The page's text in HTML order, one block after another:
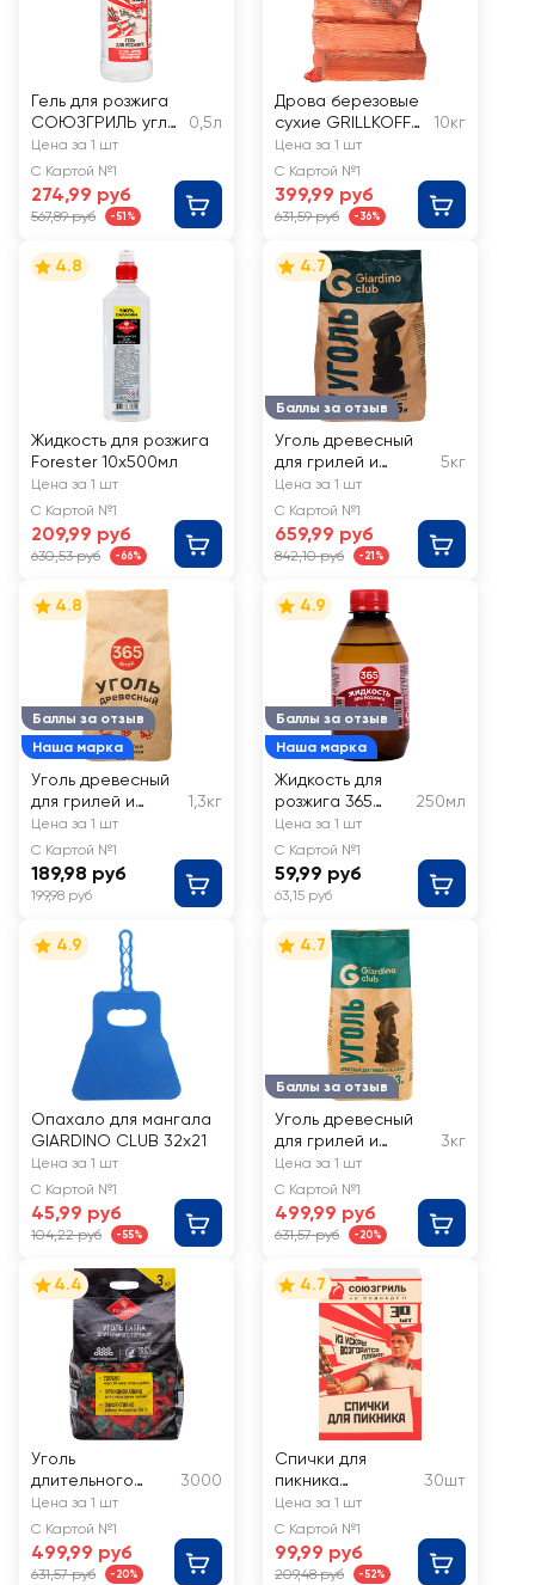
Гель для розжига
СОЮЗГРИЛЬ угля,
дров, топливных
брикетов Арт. N1-
F12
0,5л
Цена за 1 шт
С Картой №1
274,99 руб
567,89 руб -51%
Дрова березовые
сухие GRILLKOFF
камерная сушка,
влажность до 12–
18%, Арт. 359
10кг
Цена за 1 шт
С Картой №1
399,99 руб
631,59 руб -36%
4.8
Жидкость для розжига
Forester 10х500мл
Цена за 1 шт
С Картой №1
209,99 руб
630,53 руб -66%
Баллы за отзыв
4.7
Уголь древесный
для грилей и
мангалов
GIARDINO CLUB
Premium, Арт.
110099
5кг
Цена за 1 шт
С Картой №1
659,99 руб
842,10 руб -21%
Баллы за отзыв
Наша марка
4.8
Уголь древесный
для грилей и
мангалов 365
ДНЕЙ
1,3кг
Цена за 1 шт
С Картой №1
189,98 руб
199,98 руб
Баллы за отзыв
Наша марка
4.9
Жидкость для
розжига 365
ДНЕЙ
250мл
Цена за 1 шт
С Картой №1
59,99 руб
63,15 руб
4.9
Опахало для мангала
GIARDINO CLUB 32х21
Цена за 1 шт
С Картой №1
45,99 руб
104,22 руб -55%
Баллы за отзыв
4.7
Уголь древесный
для грилей и
мангалов
GIARDINO CLUB
Premium, Арт.
111098
3кг
Цена за 1 шт
С Картой №1
499,99 руб
631,57 руб -20%
4.4
Уголь
длительного
горения
FORESTER, Арт.
BC-940
3000
Цена за 1 шт
С Картой №1
499,99 руб
631,57 руб -20%
4.7
Спички для
пикника
СОЮЗГРИЛЬ Арт.
N1-F08
30шт
Цена за 1 шт
С Картой №1
99,99 руб
209,48 руб -52%